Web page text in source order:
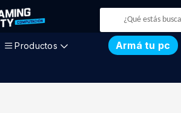
Productos Armá tu pc